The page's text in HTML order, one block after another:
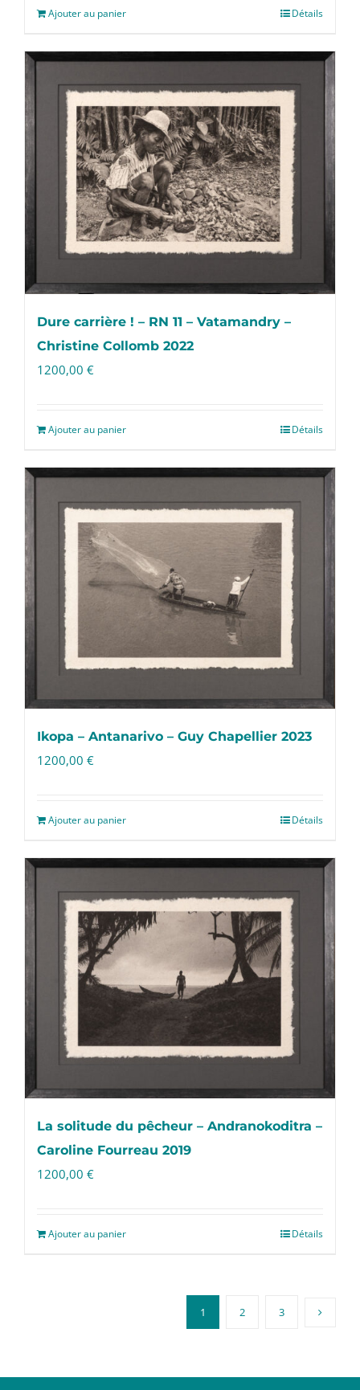
Ajouter au panier Détails
Dure carrière ! – RN 11 – Vatamandry –
Christine Collomb 2022
1200,00 €
Ajouter au panier Détails
Ikopa – Antanarivo – Guy Chapellier 2023
1200,00 €
Ajouter au panier Détails
La solitude du pêcheur – Andranokoditra –
Caroline Fourreau 2019
1200,00 €
Ajouter au panier Détails
1 2 3